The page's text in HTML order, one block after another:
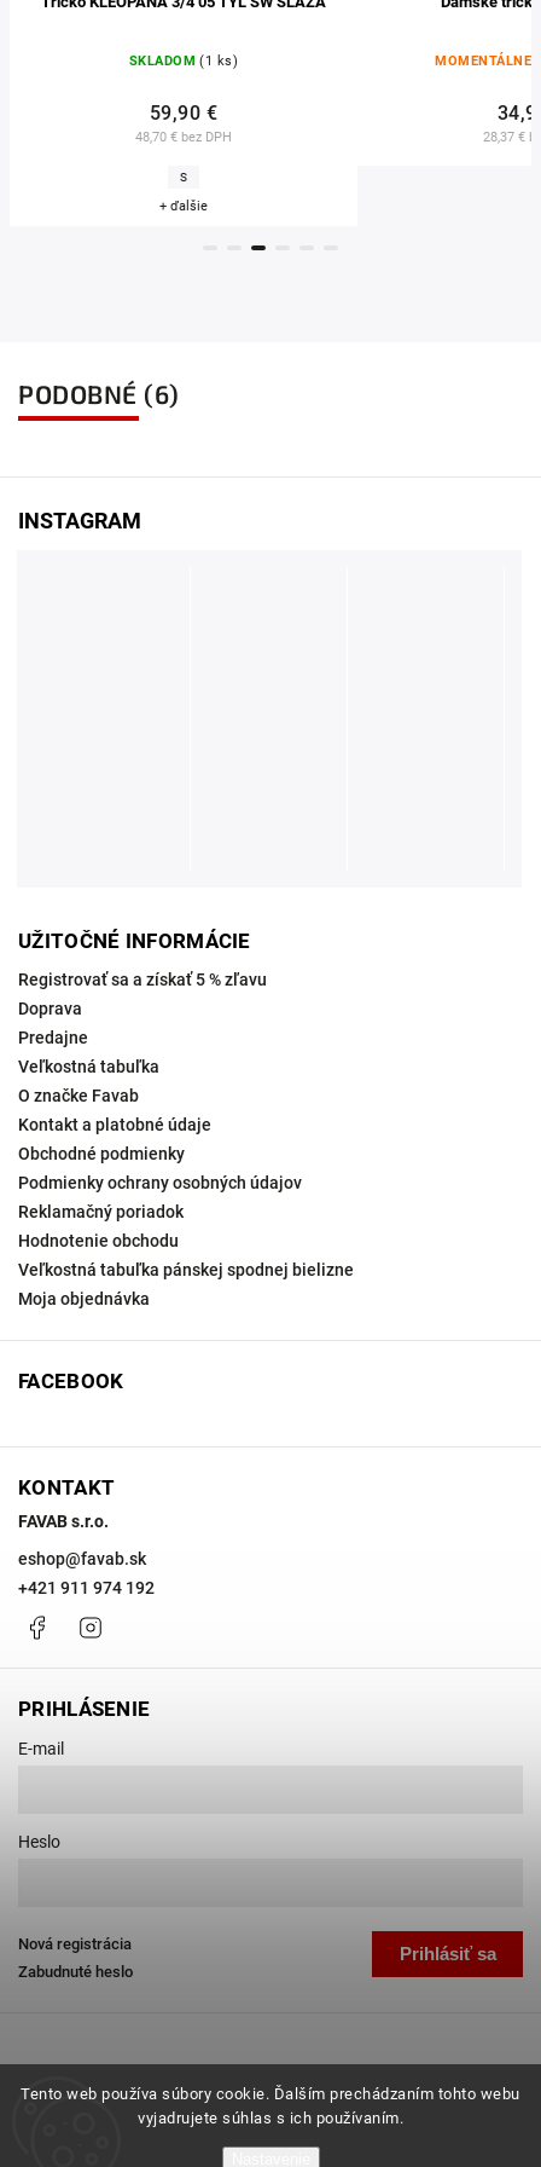
Tento web používa súbory cookie. Ďalším prechádzaním tohto webu
vyjadrujete súhlas s ich používaním.
SKLADOM (1 ks)
48,70 € bez DPH
59,90 €
S
+ ďalšie
MOMENTÁLNE
28,37 €
PODOBNÉ (6)
UŽITOČNÉ INFORMÁCIE
Registrovať sa a získať 5 % zľavu
Doprava
Predajne
Veľkostná tabuľka
O značke Favab
Kontakt a platobné údaje
Obchodné podmienky
Podmienky ochrany osobných údajov
Reklamačný poriadok
Hodnotenie obchodu
Veľkostná tabuľka pánskej spodnej bielizne
Moja objednávka
FACEBOOK
KONTAKT
FAVAB s.r.o.
eshop@favab.sk
+421 911 974 192
Facebook
PRIHLÁSENIE
E-mail
Heslo
Prihlásiť sa
Nová registrácia
Zabudnuté heslo
INSTAGRAM
Favab.sk. Všetky práva vyhradené.